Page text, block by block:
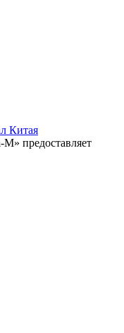
Китая
предоставляет